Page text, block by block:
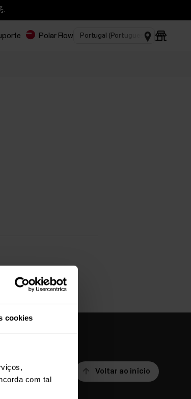
cookies
com tal
Polar Flow
Voltar ao início